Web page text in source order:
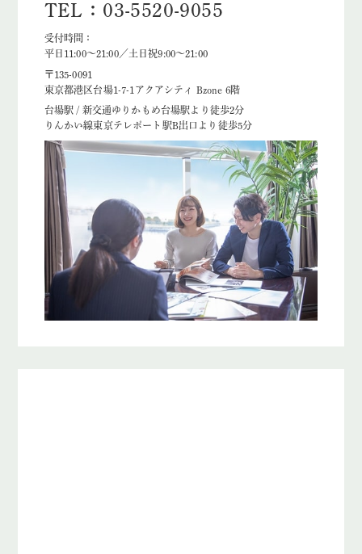
TEL：03-5520-9055
受付時間：
平日11:00～21:00／土日祝9:00～21:00
〒135-0091
東京都港区台場1-7-1アクアシティ Bzone 6階
台場駅 / 新交通ゆりかもめ台場駅より徒歩2分
りんかい線東京テレポート駅B出口より徒歩5分